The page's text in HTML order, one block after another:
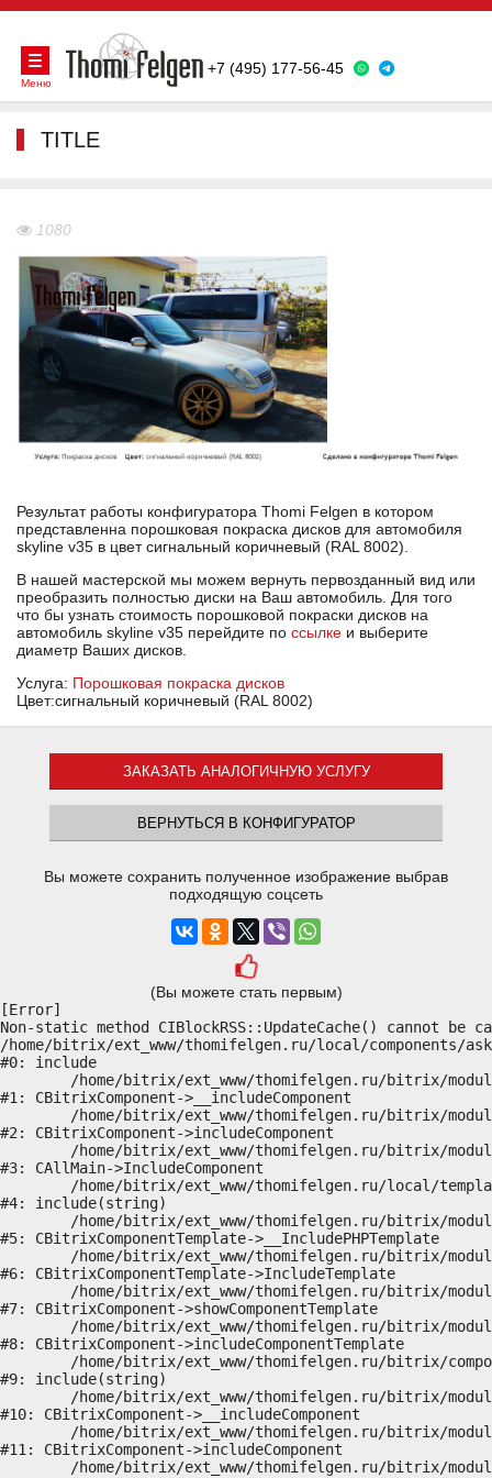
+7 (495) 177-56-45
Меню
TITLE
1080
Результат работы конфигуратора Thomi Felgen в котором
представленна порошковая покраска дисков для автомобиля
skyline v35 в цвет сигнальный коричневый (RAL 8002).
В нашей мастерской мы можем вернуть первозданный вид или
преобразить полностью диски на Ваш автомобиль. Для того
что бы узнать стоимость порошковой покраски дисков на
автомобиль skyline v35 перейдите по ссылке и выберите
диаметр Ваших дисков.
Услуга: Порошковая покраска дисков
Цвет:сигнальный коричневый (RAL 8002)
ЗАКАЗАТЬ АНАЛОГИЧНУЮ УСЛУГУ
ВЕРНУТЬСЯ В КОНФИГУРАТОР
Вы можете сохранить полученное изображение выбрав
подходящую соцсеть
(Вы можете стать первым)
[Error]
Non-static method CIBlockRSS::UpdateCache() cannot
/home/bitrix/ext_www/thomifelgen.ru/local/components/
#0: include
#1: CBitrixComponent->__includeComponent
#2: CBitrixComponent->includeComponent
#3: CAllMain->IncludeComponent
#4: include(string)
#5: CBitrixComponentTemplate->__IncludePHPTemplate
#6: CBitrixComponentTemplate->IncludeTemplate
#7: CBitrixComponent->showComponentTemplate
#8: CBitrixComponent->includeComponentTemplate
#9: include(string)
#10: CBitrixComponent->__includeComponent
#11: CBitrixComponent->includeComponent